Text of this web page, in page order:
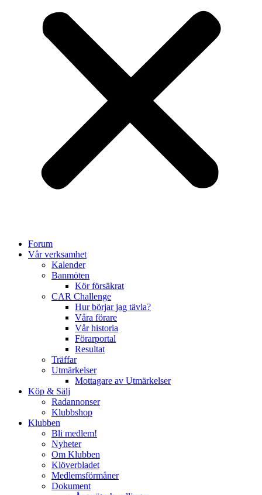
Forum
Vår verksamhet
Kalender
Banmöten
Kör försäkrat
CAR Challenge
Hur börjar jag tävla?
Våra förare
Vår historia
Förarportal
Resultat
Träffar
Utmärkelser
Mottagare av Utmärkelser
Köp & Sälj
Radannonser
Klubbshop
Klubben
Bli medlem!
Nyheter
Om Klubben
Klöverbladet
Medlemsförmåner
Dokument